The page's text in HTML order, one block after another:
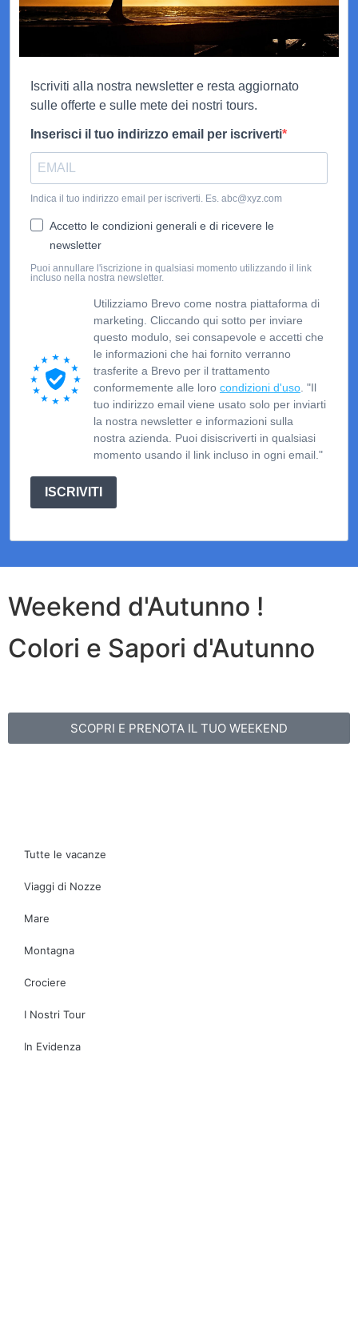
Iscriviti alla nostra newsletter e resta aggiornato
sulle offerte e sulle mete dei nostri tours.
Inserisci il tuo indirizzo email per iscriverti
Indica il tuo indirizzo email per iscriverti. Es. abc@xyz.com
Accetto le condizioni generali e di ricevere le
newsletter
Puoi annullare l'iscrizione in qualsiasi momento utilizzando il link
incluso nella nostra newsletter.
Utilizziamo Brevo come nostra piattaforma di
marketing. Cliccando qui sotto per inviare
questo modulo, sei consapevole e accetti che
le informazioni che hai fornito verranno
trasferite a Brevo per il trattamento
conformemente alle loro condizioni d'uso . "Il
tuo indirizzo email viene usato solo per inviarti
la nostra newsletter e informazioni sulla
nostra azienda. Puoi disiscriverti in qualsiasi
momento usando il link incluso in ogni email."
ISCRIVITI
Weekend d'Autunno !
Colori e Sapori d'Autunno
SCOPRI E PRENOTA IL TUO WEEKEND
Tutte le vacanze
Viaggi di Nozze
Mare
Montagna
Crociere
I Nostri Tour
In Evidenza